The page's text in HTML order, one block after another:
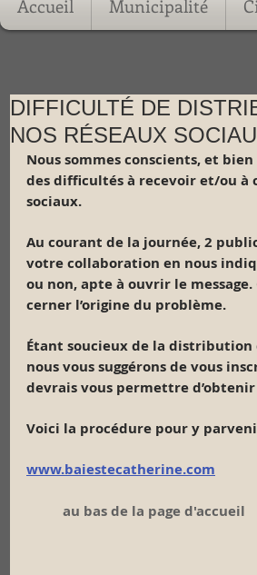
Accueil Municipalité
DIFFICULTÉ DE
NOS RÉSEAUX
Nous sommes conscients, et
des difficultés à recevoir et/ou à
sociaux.
Au courant de la journée, 2
votre collaboration en nous
ou non, apte à ouvrir le
cerner l’origine du problème.
Étant soucieux de la distribution
nous vous suggérons de vous
devrais vous permettre
Voici la procédure pour y
www.baiestecatherine.com
	au bas de la page d'accueil